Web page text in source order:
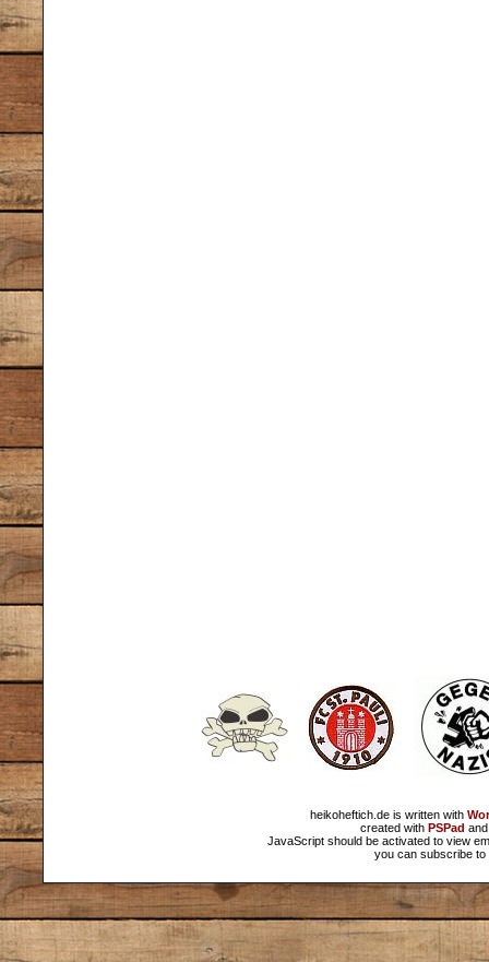
heikoheftich.de is written with
created with PSPad
JavaScript should be activated to view
you can subscribe